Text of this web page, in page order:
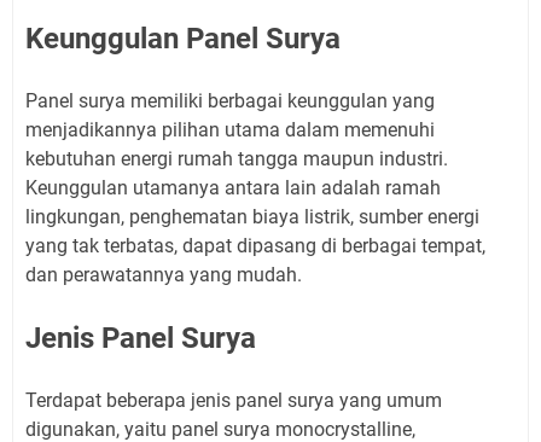
Keunggulan Panel Surya
Panel surya memiliki berbagai keunggulan yang
menjadikannya pilihan utama dalam memenuhi
kebutuhan energi rumah tangga maupun industri.
Keunggulan utamanya antara lain adalah ramah
lingkungan, penghematan biaya listrik, sumber energi
yang tak terbatas, dapat dipasang di berbagai tempat,
dan perawatannya yang mudah.
Jenis Panel Surya
Terdapat beberapa jenis panel surya yang umum
digunakan, yaitu panel surya monocrystalline,